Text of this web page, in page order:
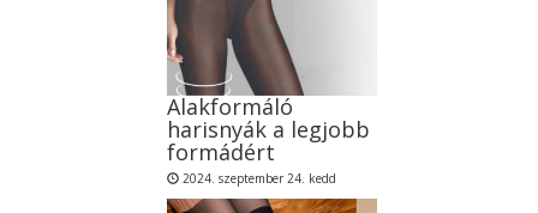
Alakformáló
harisnyák a legjobb
formádért
2024. szeptember 24. kedd